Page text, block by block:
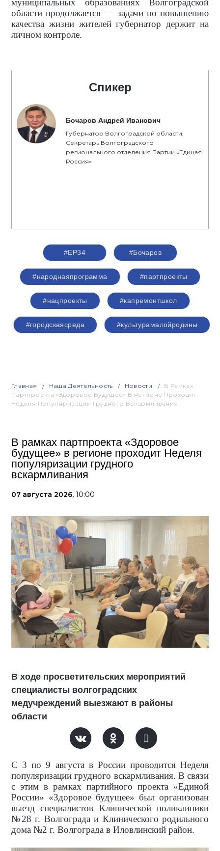
области продолжается — задачи по повышению
качества жизни жителей губернатор держит на
личном контроле.
Спикер
Бочаров Андрей Иванович
Губернатор Волгоградской области,
Секретарь Волгоградского
регионального отделения Партии «Единая
Россия»
#ЕР34 #Бочаров
#народнаяпрограмма #партпроекты
#нацпроекты #капремонтшкол
#городскаясреда #культурамалойродины
Главная Наша Деятельность Новости
В Рамках
Партпроекта «Здоровое Будущее» В Регионе Проходит
Неделя Популяризации Грудного Вскармливания
В рамках партпроекта «Здоровое
будущее» в регионе проходит Неделя
популяризации грудного
вскармливания
07 августа 2026, 10:00
В ходе просветительских мероприятий
специалисты волгоградских
медучреждений выезжают в районы
области
С 3 по 9 августа в России проводится Неделя
популяризации грудного вскармливания. В связи
с этим в рамках партийного проекта «Единой
России» «Здоровое будущее» был организован
выезд специалистов Клинической поликлиники
№28 г. Волгограда и Клинического родильного
дома №2 г. Волгограда в Иловлинский район.